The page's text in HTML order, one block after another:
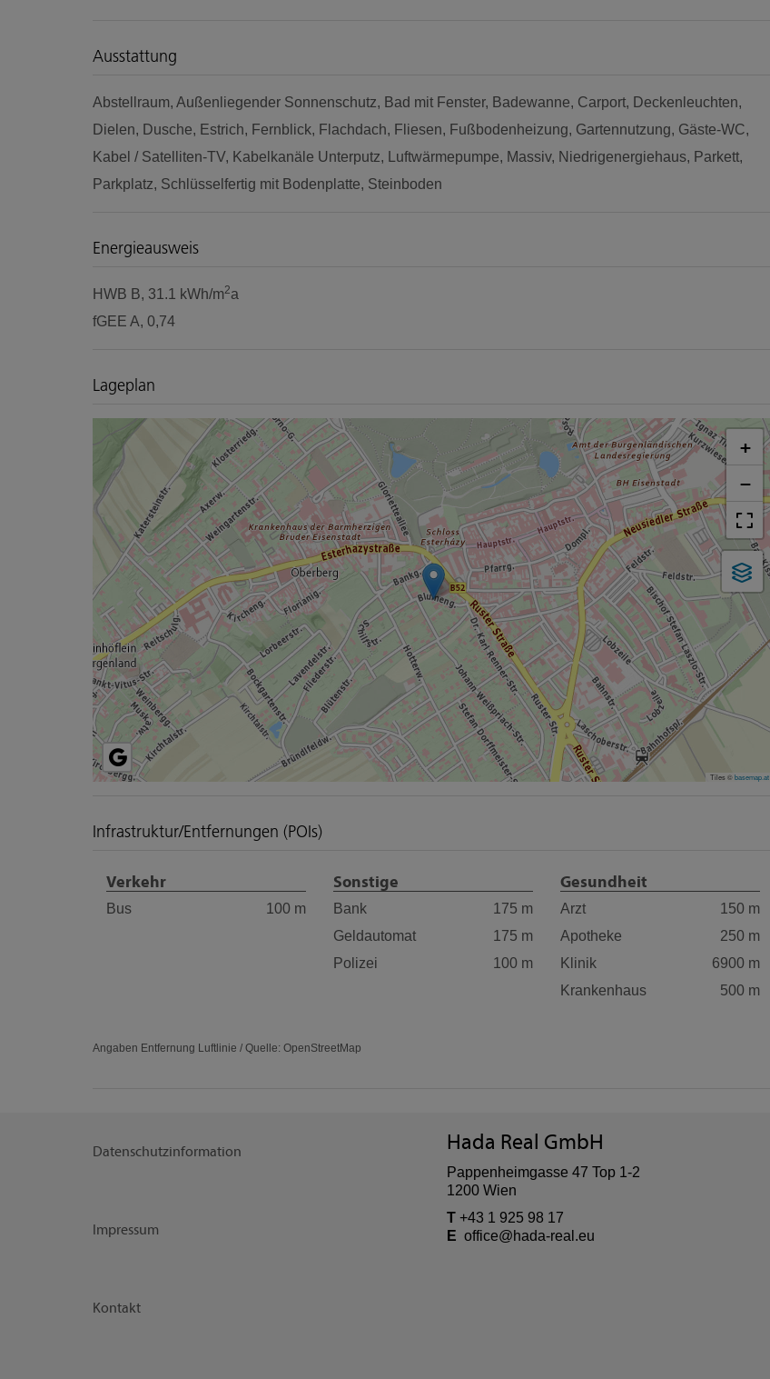
Ausstattung
Abstellraum Außenliegender Sonnenschutz Bad mit Fenster Badewanne Carport
Deckenleuchten
Dielen
Dusche Estrich Fernblick Flachdach Fliesen Fußbodenheizung Gartennutzung Gäste-WC
Kabel / Satelliten-TV
Kabelkanäle Unterputz Luftwärmepumpe Massiv Niedrigenergiehaus
Parkett
Parkplatz Schlüsselfertig mit Bodenplatte Steinboden
Energieausweis
HWB B, 31.1 kWh/m2a
fGEE A, 0,74
Lageplan
+
−
Tiles ©basemap.at
Infrastruktur/Entfernungen (POIs)
Verkehr
Bus 100 m
Sonstige
Bank
175 m
Geldautomat
175 m
Polizei
100 m
Gesundheit
Arzt
150 m
Apotheke
250 m
Klinik
6900 m
Krankenhaus
500 m
Angaben Entfernung Luftlinie / Quelle: OpenStreetMap
Datenschutzinformation
Impressum
Kontakt
Hada Real GmbH
Pappenheimgasse 47 Top 1-2
1200 Wien
T +43 1 925 98 17
E office@hada-real.eu